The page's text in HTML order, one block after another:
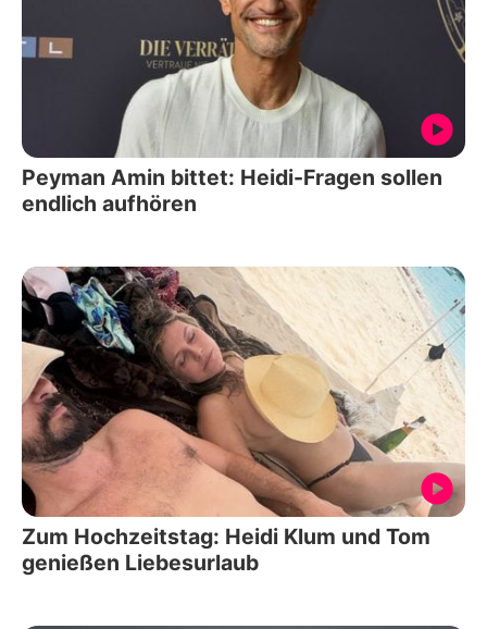
Peyman Amin bittet: Heidi-Fragen sollen
endlich aufhören
Zum Hochzeitstag: Heidi Klum und Tom
genießen Liebesurlaub